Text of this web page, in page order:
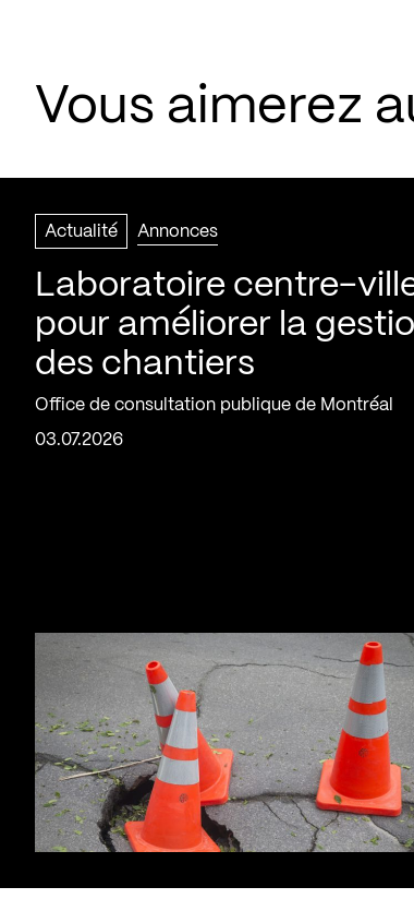
Vous aimerez
Actualité Annonces
Laboratoire centre-
pour améliorer la
des chantiers
Office de consultation publique de Montréal
03.07.2026